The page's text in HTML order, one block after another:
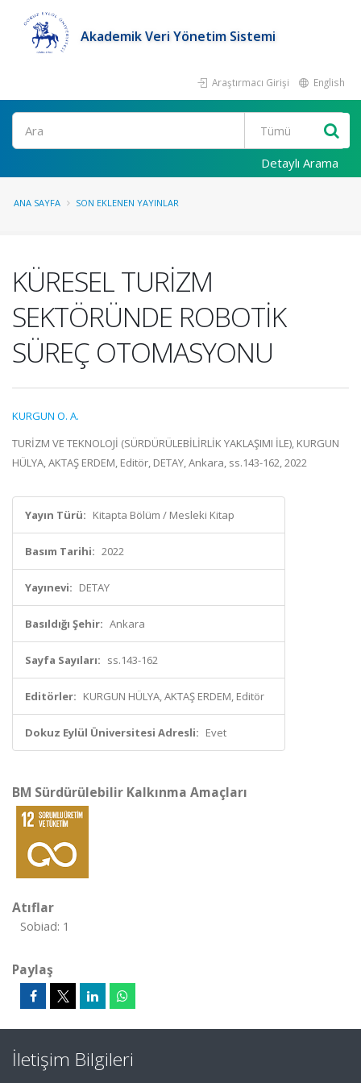
Akademik Veri Yönetim Sistemi
Araştırmacı Girişi English
Ara
Detaylı Arama
ANA SAYFA SON EKLENEN YAYINLAR
KÜRESEL TURİZM
SEKTÖRÜNDE ROBOTİK
SÜREÇ OTOMASYONU
KURGUN O. A.
TURİZM VE TEKNOLOJİ (SÜRDÜRÜLEBİLİRLİK YAKLAŞIMI İLE), KURGUN
HÜLYA, AKTAŞ ERDEM, Editör, DETAY, Ankara, ss.143-162, 2022
Yayın Türü: Kitapta Bölüm / Mesleki Kitap
Basım Tarihi: 2022
Yayınevi: DETAY
Basıldığı Şehir: Ankara
Sayfa Sayıları: ss.143-162
Editörler: KURGUN HÜLYA, AKTAŞ ERDEM, Editör
Dokuz Eylül Üniversitesi Adresli: Evet
BM Sürdürülebilir Kalkınma Amaçları
Atıflar
Sobiad: 1
Paylaş
İletişim Bilgileri